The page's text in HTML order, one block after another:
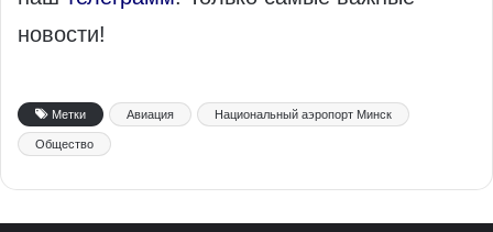
новости!
Метки Авиация Национальный аэропорт Минск
Общество